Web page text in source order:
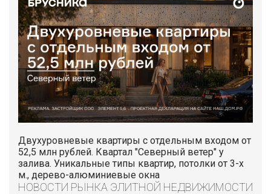
Двухуровневые квартиры с отдельным входом от
52,5 млн рублей. Квартал "Северный ветер" у
залива. Уникальные типы квартир, потолки от 3-х
м., дерево-алюминиевые окна
НОВОСТИ РЫНКА ЭЛИТНОЙ НЕДВИЖИМОСТИ